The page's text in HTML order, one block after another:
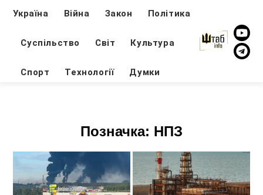
Україна Війна Закон Політика
Суспільство Світ Культура
Спорт Технології Думки
Позначка: НПЗ